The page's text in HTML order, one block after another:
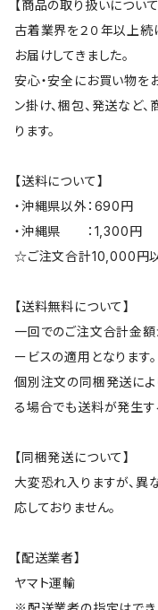
【商品の取り扱いについて
古着業界を２０年以上続
お届けしてきました。
安心・安全にお買い物を
ン掛け、梱包、発送など
ります。
【送料について】
・沖縄県以外：690円
・沖縄県 ：1,300円
☆ご注文合計10,000円
【送料無料について】
一回でのご注文合計金
ービスの適用となります。
個別注文の同梱発送に
る場合でも送料が発生す
【同梱発送について】
大変恐れ入りますが、異
応しておりません。
【配送業者】
ヤマト運輸